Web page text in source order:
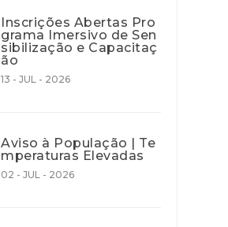
Inscrições Abertas Pro
grama Imersivo de Sen
sibilização e Capacitaç
ão
13 - JUL - 2026
Aviso à População | Te
mperaturas Elevadas
02 - JUL - 2026